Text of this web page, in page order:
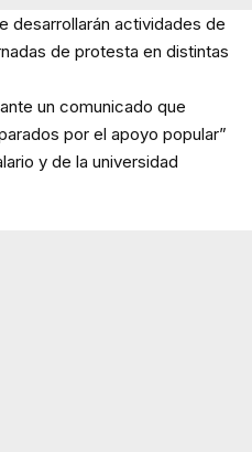
desarrollarán actividades de
de protesta en distintas
un comunicado que
por el apoyo popular”
y de la universidad